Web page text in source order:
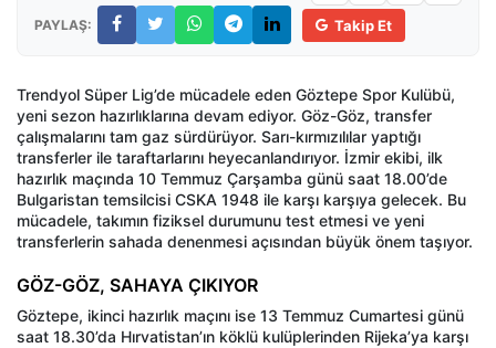
PAYLAŞ: Takip Et
Trendyol Süper Lig’de mücadele eden Göztepe Spor Kulübü,
yeni sezon hazırlıklarına devam ediyor. Göz-Göz, transfer
çalışmalarını tam gaz sürdürüyor. Sarı-kırmızılılar yaptığı
transferler ile taraftarlarını heyecanlandırıyor. İzmir ekibi, ilk
hazırlık maçında 10 Temmuz Çarşamba günü saat 18.00’de
Bulgaristan temsilcisi CSKA 1948 ile karşı karşıya gelecek. Bu
mücadele, takımın fiziksel durumunu test etmesi ve yeni
transferlerin sahada denenmesi açısından büyük önem taşıyor.
GÖZ-GÖZ, SAHAYA ÇIKIYOR
Göztepe, ikinci hazırlık maçını ise 13 Temmuz Cumartesi günü
saat 18.30’da Hırvatistan’ın köklü kulüplerinden Rijeka’ya karşı